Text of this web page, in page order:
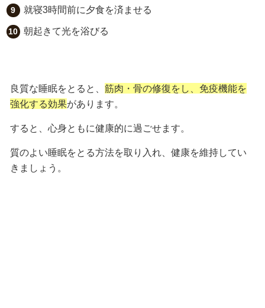
就寝3時間前に夕食を済ませる
朝起きて光を浴びる
良質な睡眠をとると、 筋肉・骨の修復をし、免疫機能を
強化する効果があります。
すると、心身ともに健康的に過ごせます。
質のよい睡眠をとる方法を取り入れ、健康を維持してい
きましょう。